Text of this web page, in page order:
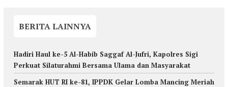
BERITA LAINNYA
Hadiri Haul ke-5 Al-Habib Saggaf Al-Jufri, Kapolres Sigi
Perkuat Silaturahmi Bersama Ulama dan Masyarakat
Semarak HUT RI ke-81, IPPDK Gelar Lomba Mancing Meriah